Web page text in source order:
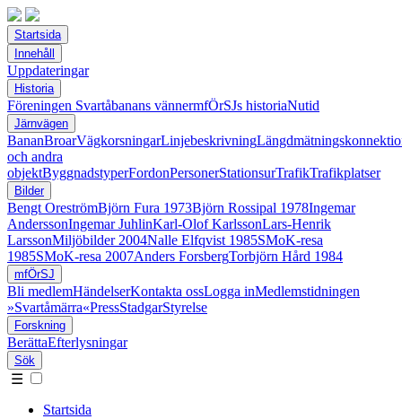
Startsida
Innehåll
Uppdateringar
Historia
Föreningen Svartåbanans vännermfÖrSJs historiaNutid
Järnvägen
BananBroarVägkorsningarLinjebeskrivning
och andra
objektByggnadstyperFordonPersonerStationsurTrafikTrafikplatser
Bilder
Bengt OreströmBjörn Fura 1973Björn Rossipal 1978Ingemar
AnderssonIngemar JuhlinKarl-Olof KarlssonLars-Henrik
LarssonMiljöbilder 2004Nalle Elfqvist 1985SMoK-resa
1985SMoK-resa 2007Anders ForsbergTorbjörn Hård 1984
mfÖrSJ
Bli medlemHändelserKontakta ossLogga inMedlemstidningen
»Svartåmärra«PressStadgarStyrelse
Forskning
BerättaEfterlysningar
Sök
☰
Startsida